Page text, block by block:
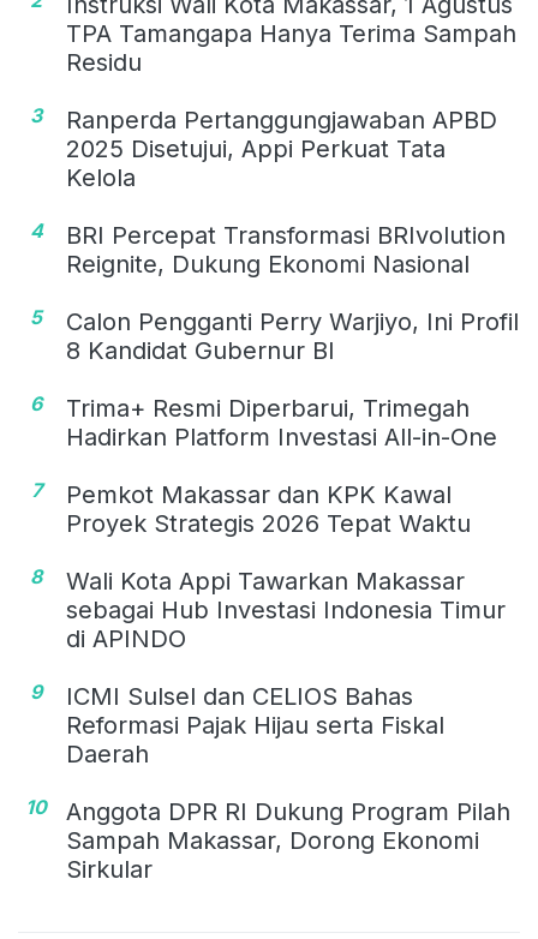
TPA Tamangapa Hanya Terima Sampah
Residu
3
Ranperda Pertanggungjawaban APBD
2025 Disetujui, Appi Perkuat Tata
Kelola
4
BRI Percepat Transformasi BRIvolution
Reignite, Dukung Ekonomi Nasional
5
Calon Pengganti Perry Warjiyo, Ini Profil
8 Kandidat Gubernur BI
6
Trima+ Resmi Diperbarui, Trimegah
Hadirkan Platform Investasi All-in-One
7
Pemkot Makassar dan KPK Kawal
Proyek Strategis 2026 Tepat Waktu
8
Wali Kota Appi Tawarkan Makassar
sebagai Hub Investasi Indonesia Timur
di APINDO
9
ICMI Sulsel dan CELIOS Bahas
Reformasi Pajak Hijau serta Fiskal
Daerah
10
Anggota DPR RI Dukung Program Pilah
Sampah Makassar, Dorong Ekonomi
Sirkular